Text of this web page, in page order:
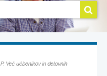
P: Več učbenikov in delovnih